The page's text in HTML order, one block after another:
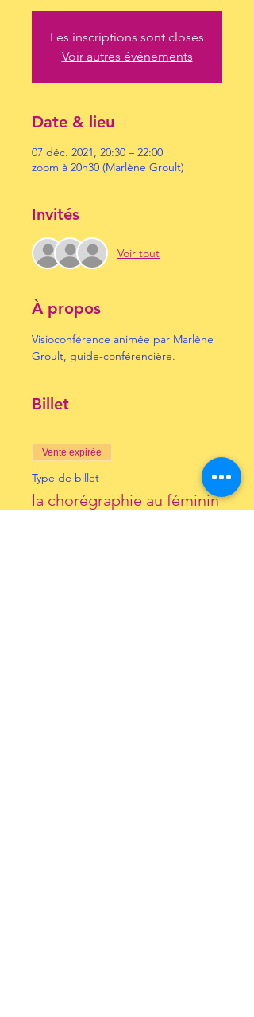
Les inscriptions sont closes
Voir autres événements
Date & lieu
07 déc. 2021, 20:30 – 22:00
zoom à 20h30 (Marlène Groult)
Invités
Voir tout
À propos
Visioconférence animée par Marlène
Groult, guide-conférencière.
Billet
Vente expirée
Type de billet
la chorégraphie au féminin